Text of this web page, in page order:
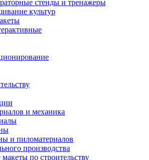
стенды и тренажеры
культур
и механика
и пиломатериалов
производства
по строительству